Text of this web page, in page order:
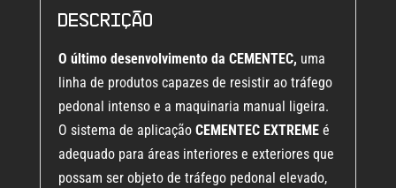
Descrição
O último desenvolvimento da CEMENTEC, uma
linha de produtos capazes de resistir ao tráfego
pedonal intenso e a maquinaria manual ligeira.
O sistema de aplicação CEMENTEC EXTREMEé
adequado para áreas interiores e exteriores que
possam ser objeto de tráfego pedonal elevado,